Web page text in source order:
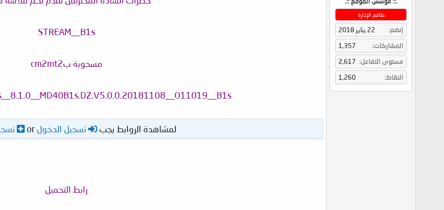
طاقم الإدارة
إنضم
22 يناير 2018
المشاركات
1,357
مستوى التفاعل
2,617
النقاط
1,260
STREAM__B1s
مسحوبة بcm2mt2
لمشاهدة الروابط يجب تسجيل الدخول or
رابط التحميل